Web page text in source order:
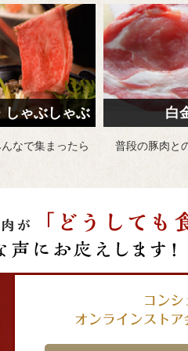
しゃぶしゃぶ
なで集まったら
白
普段の豚肉と